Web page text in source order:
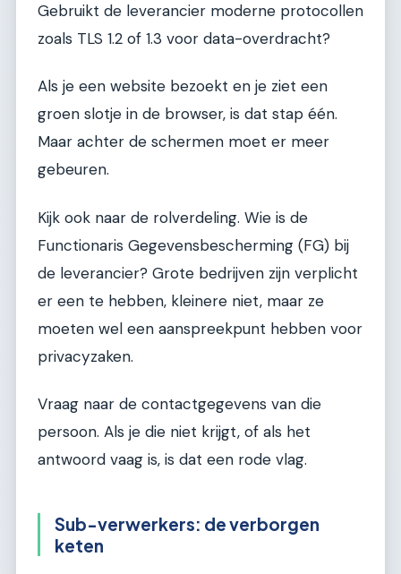
Gebruikt de leverancier moderne protocollen
zoals TLS 1.2 of 1.3 voor data-overdracht?
Als je een website bezoekt en je ziet een
groen slotje in de browser, is dat stap één.
Maar achter de schermen moet er meer
gebeuren.
Kijk ook naar de rolverdeling. Wie is de
Functionaris Gegevensbescherming (FG) bij
de leverancier? Grote bedrijven zijn verplicht
er een te hebben, kleinere niet, maar ze
moeten wel een aanspreekpunt hebben voor
privacyzaken.
Vraag naar de contactgegevens van die
persoon. Als je die niet krijgt, of als het
antwoord vaag is, is dat een rode vlag.
Sub-verwerkers: de verborgen
keten